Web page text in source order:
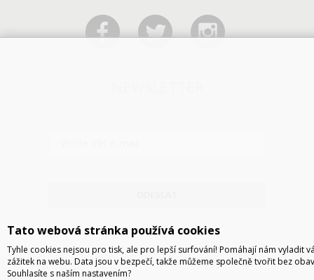
Tato webová stránka používá cookies
Tyhle cookies nejsou pro tisk, ale pro lepší surfování! Pomáhají nám vyladit
zážitek na webu. Data jsou v bezpečí, takže můžeme společně tvořit bez
Souhlasíte s naším nastavením?